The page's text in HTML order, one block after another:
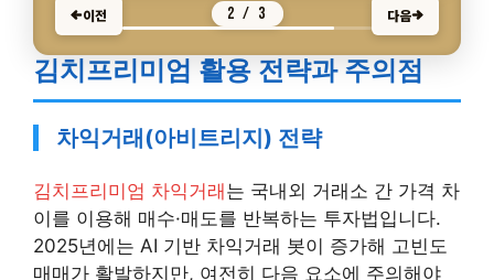
이전 3 / 3 다음
김치프리미엄 활용 전략과 주의점
차익거래(아비트리지) 전략
김치프리미엄 차익거래는 국내외 거래소 간 가격 차
이를 이용해 매수·매도를 반복하는 투자법입니다.
2025년에는 AI 기반 차익거래 봇이 증가해 고빈도
매매가 활발하지만, 여전히 다음 요소에 주의해야